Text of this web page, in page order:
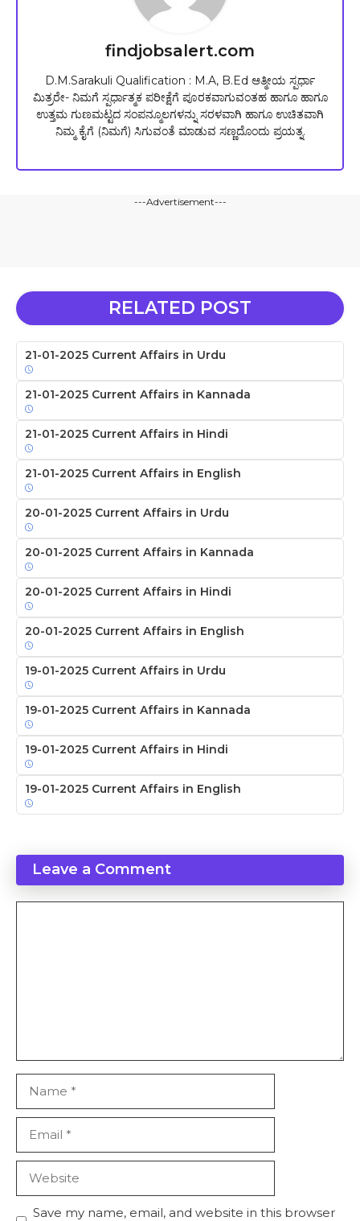
findjobsalert.com
D.M.Sarakuli Qualification : M.A, B.Ed ಆತ್ಮೀಯ ಸ್ಪರ್ಧಾ
ಮಿತ್ರರೇ- ನಿಮಗೆ ಸ್ಪರ್ಧಾತ್ಮಕ ಪರೀಕ್ಷೆಗೆ ಪೂರಕವಾಗುವಂತಹ ಹಾಗೂ ಹಾಗೂ
ಉತ್ತಮ ಗುಣಮಟ್ಟದ ಸಂಪನ್ಮೂಲಗಳನ್ನು ಸರಳವಾಗಿ ಹಾಗೂ ಉಚಿತವಾಗಿ
ನಿಮ್ಮ ಕೈಗೆ (ನಿಮಗೆ) ಸಿಗುವಂತೆ ಮಾಡುವ ಸಣ್ಣದೊಂದು ಪ್ರಯತ್ನ.
---Advertisement---
RELATED POST
21-01-2025 Current Affairs in Urdu
21-01-2025 Current Affairs in Kannada
21-01-2025 Current Affairs in Hindi
21-01-2025 Current Affairs in English
20-01-2025 Current Affairs in Urdu
20-01-2025 Current Affairs in Kannada
20-01-2025 Current Affairs in Hindi
20-01-2025 Current Affairs in English
19-01-2025 Current Affairs in Urdu
19-01-2025 Current Affairs in Kannada
19-01-2025 Current Affairs in Hindi
19-01-2025 Current Affairs in English
Leave a Comment
Save my name, email, and website in this browser